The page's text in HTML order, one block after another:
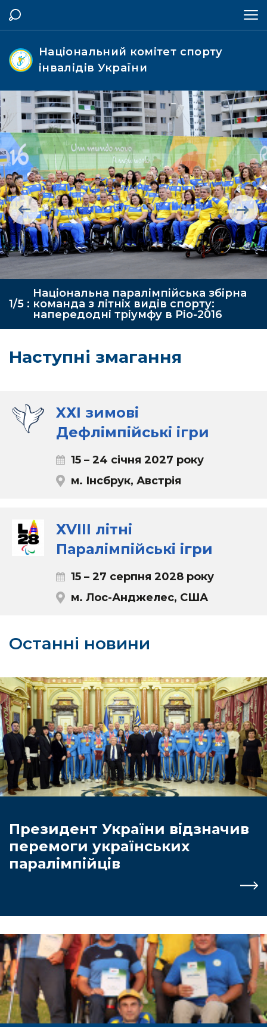
Національний комітет спорту
інвалідів України
1/5 :
Національна паралімпійська збірна
команда з літніх видів спорту:
напередодні тріумфу в Ріо-2016
Наступні змагання
XХІ зимові
Дефлімпійські ігри
15 – 24 січня 2027 року
м. Інсбрук, Австрія
ХVIII літні
Паралімпійські ігри
15 – 27 серпня 2028 року
м. Лос-Анджелес, США
Останні новини
Президент України відзначив
перемоги українських
паралімпійців